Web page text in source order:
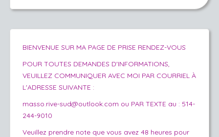
BIENVENUE SUR MA PAGE DE PRISE RENDEZ-VOUS
POUR TOUTES DEMANDES D'INFORMATIONS,
VEUILLEZ COMMUNIQUER AVEC MOI PAR COURRIEL À
L'ADRESSE SUIVANTE :
masso.rive-sud@outlook.com ou PAR TEXTE au : 514-
244-9010
Veuillez prendre note que vous avez 48 heures pour